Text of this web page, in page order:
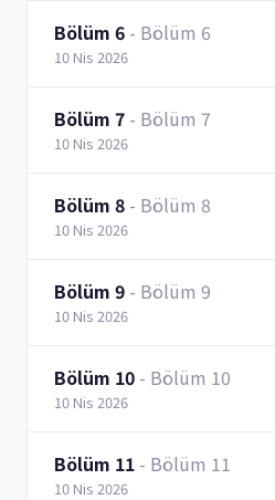
Bölüm 6 - Bölüm 6
10 Nis 2026
Bölüm 7 - Bölüm 7
10 Nis 2026
Bölüm 8 - Bölüm 8
10 Nis 2026
Bölüm 9 - Bölüm 9
10 Nis 2026
Bölüm 10 - Bölüm 10
10 Nis 2026
Bölüm 11 - Bölüm 11
10 Nis 2026